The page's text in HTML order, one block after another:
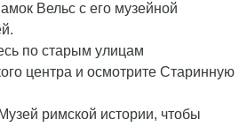
Вельс с его музейной
по старым улицам
центра и осмотрите Старинную
римской истории, чтобы